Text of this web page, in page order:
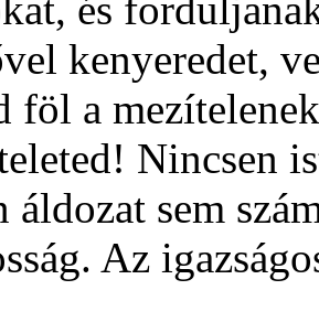
kenyeredet,
föl a
Nincsen
áldozat sem
Az